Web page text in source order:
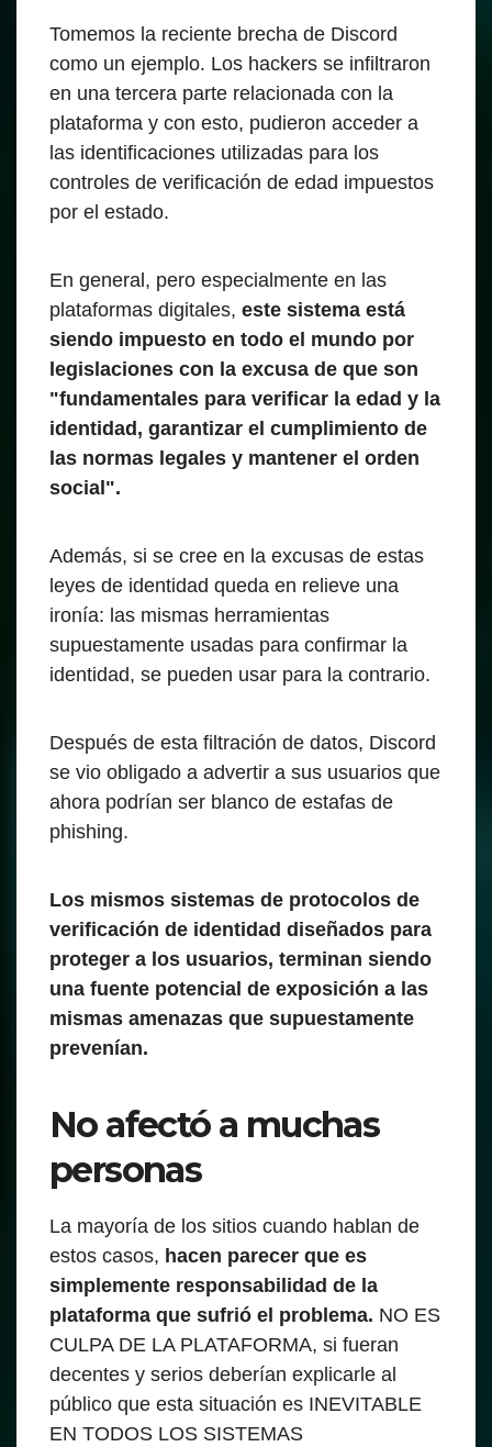
Tomemos la reciente brecha de Discord
como un ejemplo. Los hackers se infiltraron
en una tercera parte relacionada con la
plataforma y con esto, pudieron acceder a
las identificaciones utilizadas para los
controles de verificación de edad impuestos
por el estado.
En general, pero especialmente en las
plataformas digitales, este sistema está
siendo impuesto en todo el mundo por
legislaciones con la excusa de que son
"fundamentales para verificar la edad y la
identidad, garantizar el cumplimiento de
las normas legales y mantener el orden
social".
Además, si se cree en la excusas de estas
leyes de identidad queda en relieve una
ironía: las mismas herramientas
supuestamente usadas para confirmar la
identidad, se pueden usar para la contrario.
Después de esta filtración de datos, Discord
se vio obligado a advertir a sus usuarios que
ahora podrían ser blanco de estafas de
phishing.
Los mismos sistemas de protocolos de
verificación de identidad diseñados para
proteger a los usuarios, terminan siendo
una fuente potencial de exposición a las
mismas amenazas que supuestamente
prevenían.
No afectó a muchas
personas
La mayoría de los sitios cuando hablan de
estos casos, hacen parecer que es
simplemente responsabilidad de la
plataforma que sufrió el problema. NO ES
CULPA DE LA PLATAFORMA, si fueran
decentes y serios deberían explicarle al
público que esta situación es INEVITABLE
EN TODOS LOS SISTEMAS